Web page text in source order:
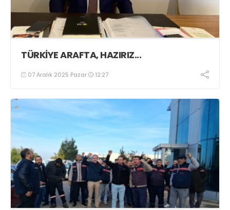
TÜRKİYE ARAFTA, HAZIRIZ...
07 Aralık 2025 Pazar 12:27